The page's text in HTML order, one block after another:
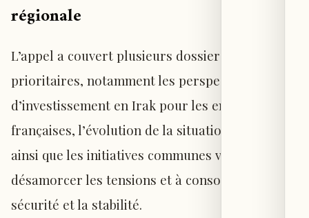
régionale
L’appel a couvert plusieurs dossiers
prioritaires, notamment les perspectives
d’investissement en Irak pour les entreprises
françaises, l’évolution de la situation régionale,
ainsi que les initiatives communes visant à
désamorcer les tensions et à consolider la
sécurité et la stabilité.